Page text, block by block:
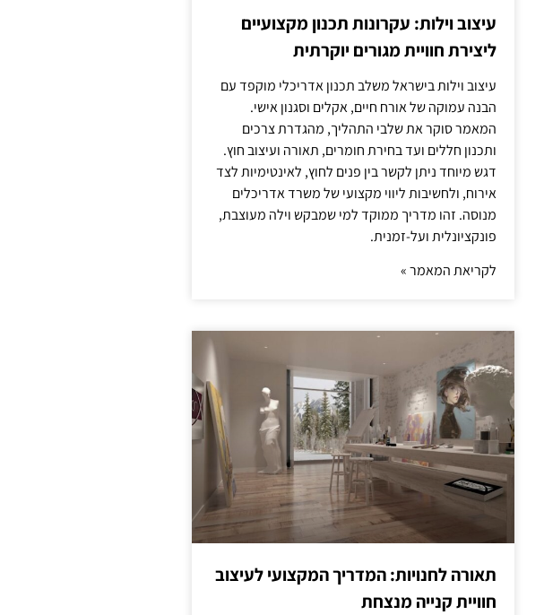
עיצוב וילות: עקרונות תכנון מקצועיים
ליצירת חוויית מגורים יוקרתית
עיצוב וילות בישראל משלב תכנון אדריכלי מוקפד עם
הבנה עמוקה של אורח חיים, אקלים וסגנון אישי.
המאמר סוקר את שלבי התהליך, מהגדרת צרכים
ותכנון חללים ועד בחירת חומרים, תאורה ועיצוב חוץ.
דגש מיוחד ניתן לקשר בין פנים לחוץ, לאינטימיות לצד
אירוח, ולחשיבות ליווי מקצועי של משרד אדריכלים
מנוסה. זהו מדריך ממוקד למי שמבקש וילה מעוצבת,
פונקציונלית ועל-זמנית.
לקריאת המאמר »
תאורה לחנויות: המדריך המקצועי לעיצוב
חוויית קנייה מנצחת